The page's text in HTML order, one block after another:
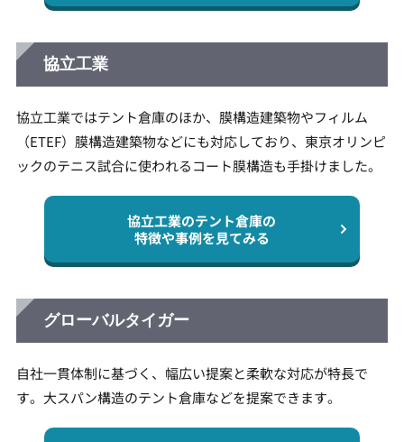
協立工業
協立工業ではテント倉庫のほか、膜構造建築物やフィルム
（ETEF）膜構造建築物などにも対応しており、東京オリンピ
ックのテニス試合に使われるコート膜構造も手掛けました。
協立工業のテント倉庫の
特徴や事例を見てみる
グローバルタイガー
自社一貫体制に基づく、幅広い提案と柔軟な対応が特長で
す。大スパン構造のテント倉庫などを提案できます。